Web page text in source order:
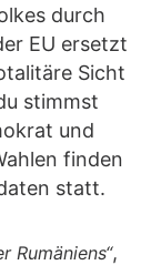
durch
EU ersetzt
Sicht
stimmst
und
finden
statt.
Rumäniens“,